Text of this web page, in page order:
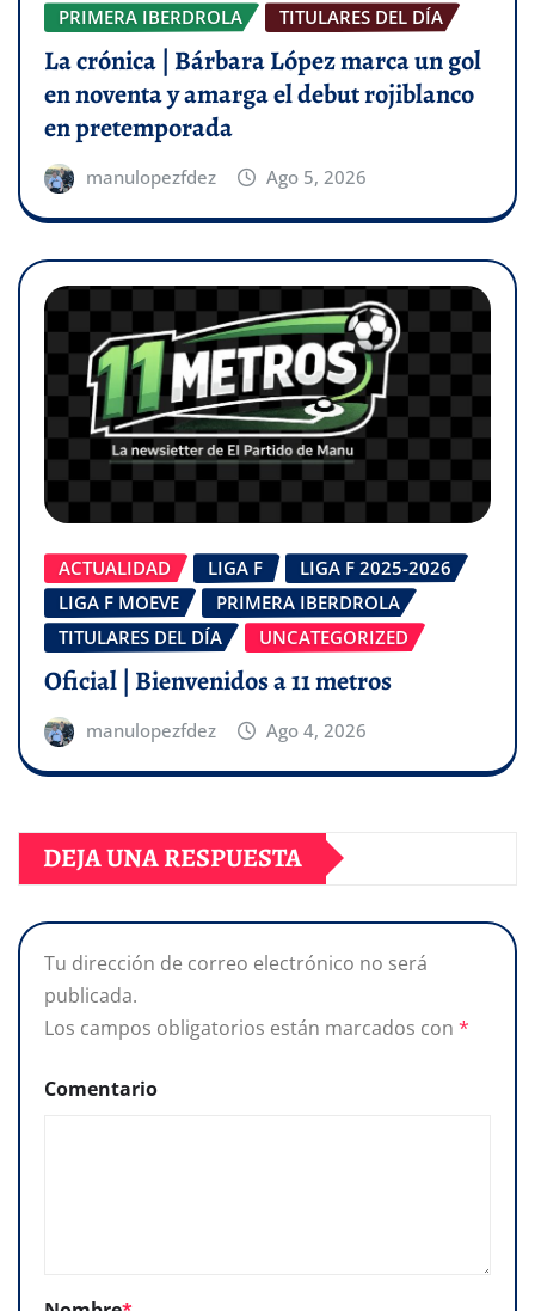
PRIMERA IBERDROLA
TITULARES DEL DÍA
La crónica | Bárbara López marca un gol
en noventa y amarga el debut rojiblanco
en pretemporada
manulopezfdez Ago 5, 2026
ACTUALIDAD LIGA F
LIGA F 2025-2026
LIGA F MOEVE
PRIMERA IBERDROLA
TITULARES DEL DÍA
UNCATEGORIZED
Oficial | Bienvenidos a 11 metros
manulopezfdez Ago 4, 2026
DEJA UNA RESPUESTA
Tu dirección de correo electrónico no será
publicada.
Los campos obligatorios están marcados con *
Comentario